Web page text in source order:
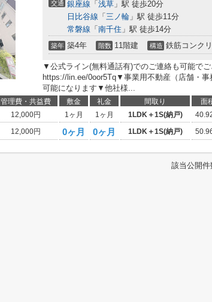
交通 銀座線 「 浅草 」駅 徒歩20分
日比谷線 「 三ノ輪 」駅 徒歩11分
常磐線 「 南千住 」駅 徒歩14分
築年 築4年 階数 11階建 構造 鉄筋コンク
▼公式ライン(無料通話有)でのご連絡も可能でご
https://lin.ee/0oor5Tq▼事業用不動産（店舗・
可能になります▼他社様...
管理費・共益費 敷金 礼金 間取り 面
12,000円 1ヶ月 1ヶ月 1LDK＋1S(納戸)
12,000円 0ヶ月 0ヶ月 1LDK＋1S(納戸)
該当公開件